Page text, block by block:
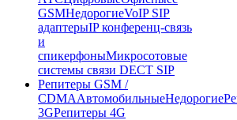
GSMНедорогиеVoIP SIP
адаптерыIP конференц-связь
и
спикерфоныМикросотовые
системы связи DECT SIP
Репитеры GSM /
CDMAАвтомобильныеНедорогие
3GРепитеры 4G